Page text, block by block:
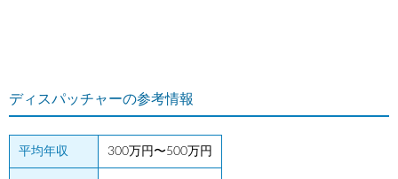
ディスパッチャーの参考情報
平均年収 300万円〜500万円